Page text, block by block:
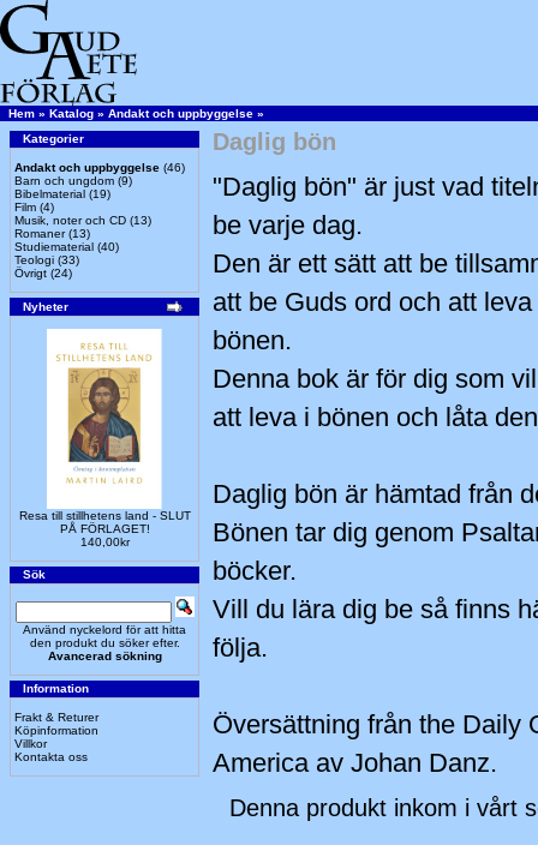
Hem » Katalog » Andakt och uppbyggelse »
Kategorier
Andakt och uppbyggelse (46)
Barn och ungdom (9)
Bibelmaterial (19)
Film (4)
Musik, noter och CD (13)
Romaner(13)
Studiematerial (40)
Teologi (33)
Övrigt (24)
Nyheter
Resa till stillhetens land - SLUT
PÅ FÖRLAGET!
140,00kr
Sök
Använd nyckelord för att hitta
den produkt du söker efter.
Avancerad sökning
Information
Frakt & Returer
Köpinformation
Villkor
Kontakta oss
Daglig bön
"Daglig bön" är just vad
be varje dag.
Den är ett sätt att be
att be Guds ord och att
bönen.
Denna bok är för dig som
att leva i bönen och låta
Daglig bön är hämtad från
Bönen tar dig genom
böcker.
Vill du lära dig be så finns
följa.
Översättning från the Daily
America av Johan Danz.
Denna produkt inkom i vårt